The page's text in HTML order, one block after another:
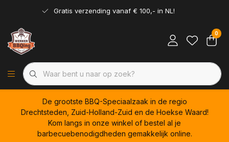
Gratis verzending vanaf € 100,- in NL!
0
De grootste BBQ-Speciaalzaak in de regio
Drechtsteden, Zuid-Holland-Zuid en de Hoekse Waard!
Kom langs in onze winkel of bestel al je
barbecuebenodigdheden gemakkelijk online.